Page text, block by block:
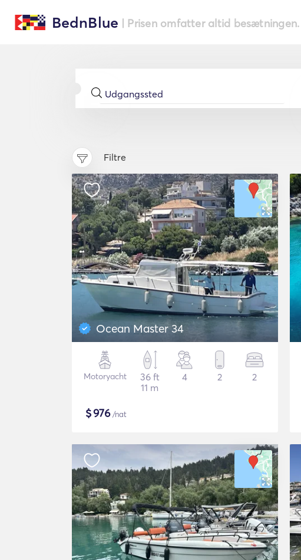
BednBlue | Prisen omfatter altid besætningen.
Filtre
Ocean Master 34
Motoryacht
36 ft
11 m
4 2 2
$976/nat